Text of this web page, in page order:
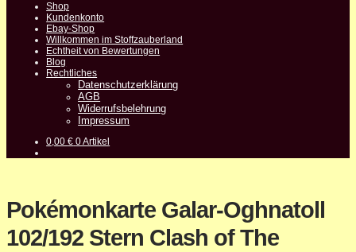
Shop
Kundenkonto
Ebay-Shop
Willkommen im Stoffzauberland
Echtheit von Bewertungen
Blog
Rechtliches
Datenschutzerklärung
AGB
Widerrufsbelehrung
Impressum
0,00€ 0 Artikel
Pokémonkarte Galar-Oghnatoll
102/192 Stern Clash of The